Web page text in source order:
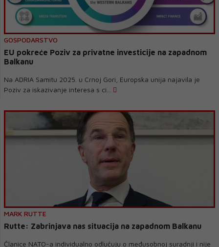
GOSPODARSTVO
EU pokreće Poziv za privatne investicije na zapadnom
Balkanu
Na ADRIA Samitu 2025. u Crnoj Gori, Europska unija najavila je
Poziv za iskazivanje interesa s ci...
MARK RUTTE
Rutte: Zabrinjava nas situacija na zapadnom Balkanu
Članice NATO-a individualno odlučuju o međusobnoj suradnji i nije